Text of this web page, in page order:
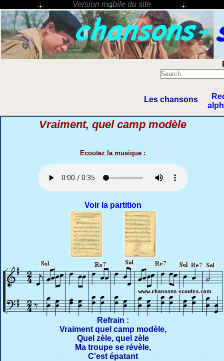
Les chansons
Vraiment, quel camp modèle
Ecoutez la musique :
Voir la partition
Refrain :
Vraiment quel camp modèle,
Quel zèle, quel zèle
Ma troupe se révèle,
C'est épatant